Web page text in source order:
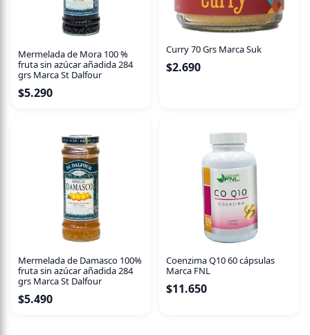
Consumo recomendado:
2 cápsulas al día con abundante
Presentación:60 cápsulas.
Cuida tu salud digestiva y equilibra tu bienestar con
Mermelada de Mora 100 %
fruta sin azúcar añadida 284
grs Marca St Dalfour
$5.290
Curry 70 Grs Marca Suk
$2.690
Mermelada de Damasco 100%
fruta sin azúcar añadida 284
grs Marca St Dalfour
$5.490
Coenzima Q10 60 cápsulas
Marca FNL
$11.650